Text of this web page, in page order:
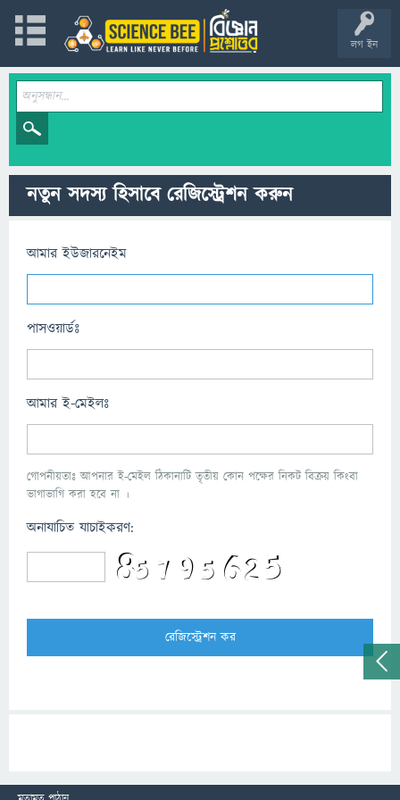
লগ ইন
নতুন সদস্য হিসাবে রেজিস্ট্রেশন করুন
আমার ইউজারনেইম
পাসওয়ার্ডঃ
আমার ই-মেইলঃ
গোপনীয়তাঃ আপনার ই-মেইল ঠিকানাটি তৃতীয় কোন পক্ষের নিকট বিক্রয় কিংবা
ভাগাভাগি করা হবে না ।
অনাযাচিত যাচাইকরণ: